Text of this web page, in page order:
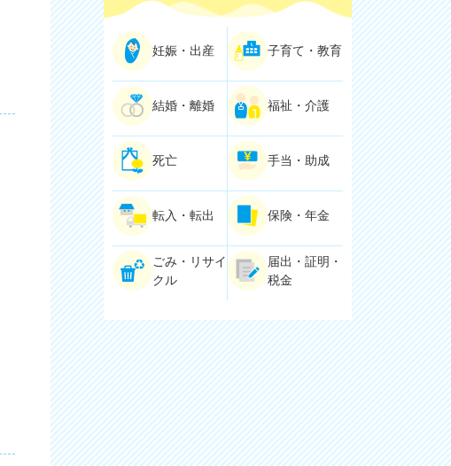
妊娠・出産 子育て・教育
結婚・離婚 福祉・介護
死亡 手当・助成
転入・転出 保険・年金
ごみ・リサイ
クル
届出・証明・
税金